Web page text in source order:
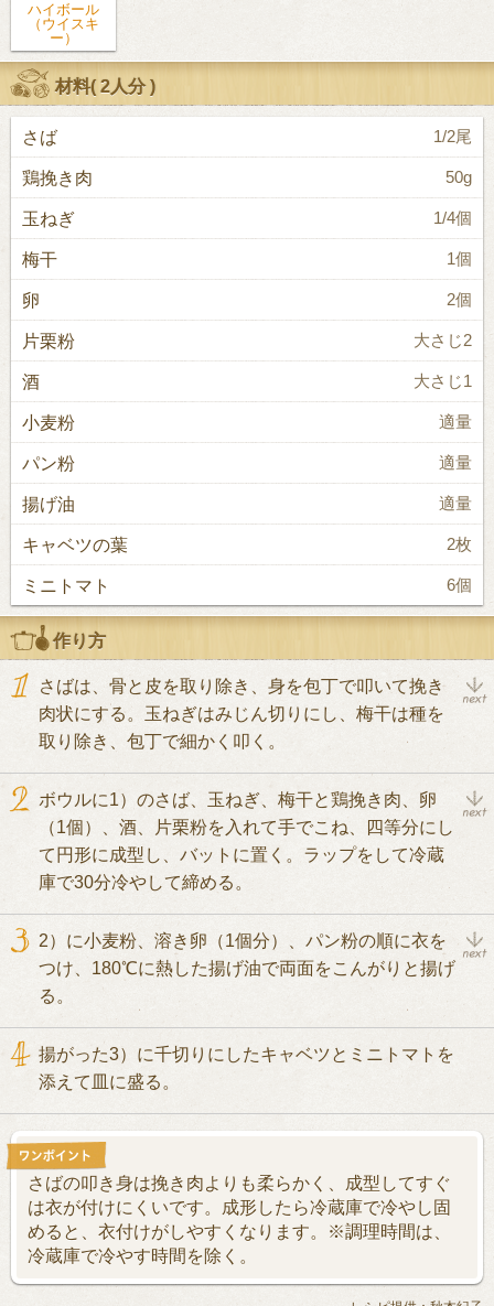
ハイボール
（ウイスキ
ー）
材料(2人分)
さば 1/2尾
鶏挽き肉 50g
玉ねぎ 1/4個
梅干 1個
卵 2個
片栗粉 大さじ2
酒 大さじ1
小麦粉 適量
パン粉 適量
揚げ油 適量
キャベツの葉 2枚
ミニトマト 6個
作り方
さばは、骨と皮を取り除き、身を包丁で叩いて挽き
肉状にする。玉ねぎはみじん切りにし、梅干は種を
取り除き、包丁で細かく叩く。
ボウルに1）のさば、玉ねぎ、梅干と鶏挽き肉、卵
（1個）、酒、片栗粉を入れて手でこね、四等分にし
て円形に成型し、バットに置く。ラップをして冷蔵
庫で30分冷やして締める。
2）に小麦粉、溶き卵（1個分）、パン粉の順に衣を
つけ、180℃に熱した揚げ油で両面をこんがりと揚げ
る。
揚がった3）に千切りにしたキャベツとミニトマトを
添えて皿に盛る。
さばの叩き身は挽き肉よりも柔らかく、成型してすぐ
は衣が付けにくいです。成形したら冷蔵庫で冷やし固
めると、衣付けがしやすくなります。※調理時間は、
冷蔵庫で冷やす時間を除く。